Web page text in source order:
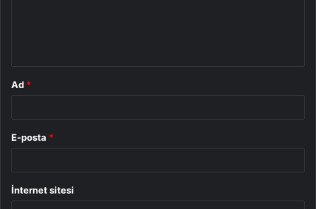
Ad *
E-posta *
İnternet sitesi